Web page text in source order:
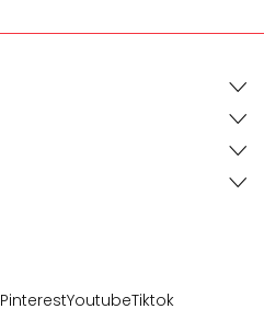
PinterestYoutubeTiktok